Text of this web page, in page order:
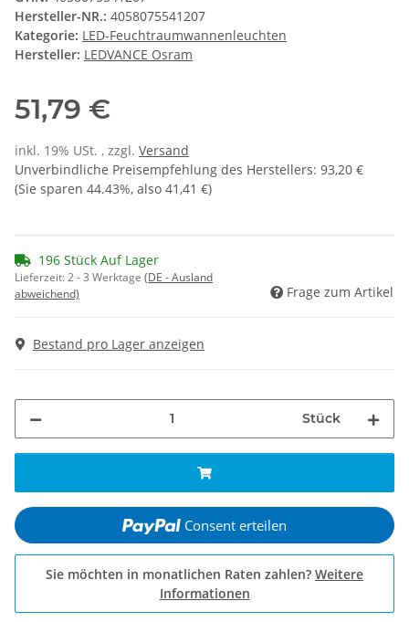
Hersteller-NR.: 4058075541207
Kategorie: LED-Feuchtraumwannenleuchten
Hersteller: LEDVANCE Osram
51,79 €
inkl. 19% USt. , zzgl. Versand
Unverbindliche Preisempfehlung des Herstellers: 93,20 €
(Sie sparen 44.43%, also 41,41 €)
196 Stück Auf Lager
Lieferzeit:2 - 3 Werktage (DE - Ausland
abweichend)
Frage zum Artikel
Bestand pro Lager anzeigen
Stück
Consent erteilen
Sie möchten in monatlichen Raten zahlen? Weitere
Informationen